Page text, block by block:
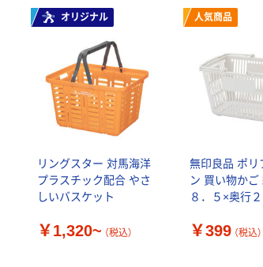
オリジナル
リングスター 対馬海洋
プラスチック配合 やさ
しいバスケット
￥1,320~ （税込）
人気商品
無印良品 ポリ
ン 買い物かご
８．５×奥行２
￥399 （税込）